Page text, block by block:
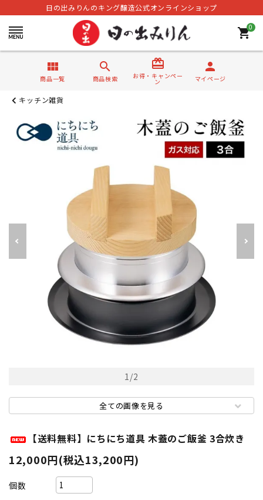
日の出みりんのキング醸造公式オンラインショップ
0
shopping_cart
view_module
商品一覧
search
商品検索
card_giftcard
お得・キャンペー
ン
person
マイページ
キッチン雑貨
1/2
全ての画像を見る
【送料無料】にちにち道具 木蓋のご飯釜 3合炊き
12,000円(税込13,200円)
個数